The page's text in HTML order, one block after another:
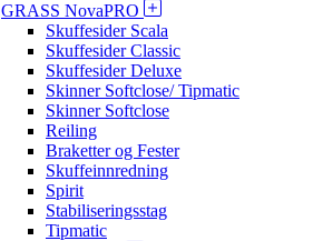
GRASS NovaPRO
Skuffesider Scala
Skuffesider Classic
Skuffesider Deluxe
Skinner Softclose/ Tipmatic
Skinner Softclose
Reiling
Braketter og Fester
Skuffeinnredning
Spirit
Stabiliseringsstag
Tipmatic